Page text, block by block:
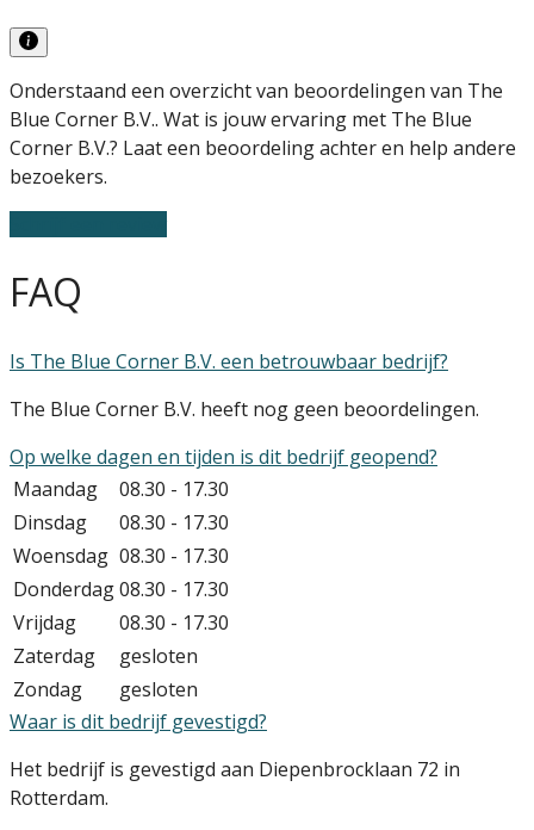
Onderstaand een overzicht van beoordelingen van The
Blue Corner B.V.. Wat is jouw ervaring met The Blue
Corner B.V.? Laat een beoordeling achter en help andere
bezoekers.
FAQ
Is The Blue Corner B.V. een betrouwbaar bedrijf?
The Blue Corner B.V. heeft nog geen beoordelingen.
Op welke dagen en tijden is dit bedrijf geopend?
Maandag
08.30 - 17.30
Dinsdag
08.30 - 17.30
Woensdag 08.30 - 17.30
Donderdag08.30 - 17.30
Vrijdag
08.30 - 17.30
Zaterdag
gesloten
Zondag
gesloten
Waar is dit bedrijf gevestigd?
Het bedrijf is gevestigd aan Diepenbrocklaan 72 in
Rotterdam.